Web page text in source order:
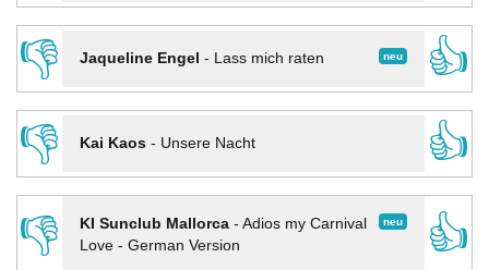
👎
neu
Jaqueline Engel - Lass mich raten
👍
👎
Kai Kaos- Unsere Nacht
👍
👎
neu
KI Sunclub Mallorca- Adios my Carnival
Love - German Version
👍